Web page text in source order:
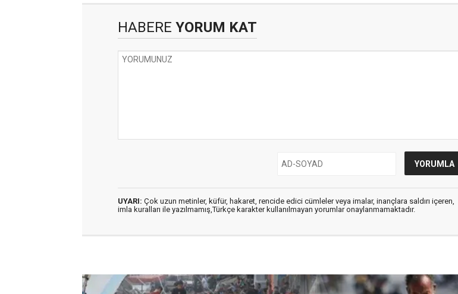
HABERE YORUM KAT
UYARI: Çok uzun metinler, küfür, hakaret, rencide edici cümleler veya imalar, inançlara saldırı içeren,
imla kuralları ile yazılmamış,Türkçe karakter kullanılmayan yorumlar onaylanmamaktadır.